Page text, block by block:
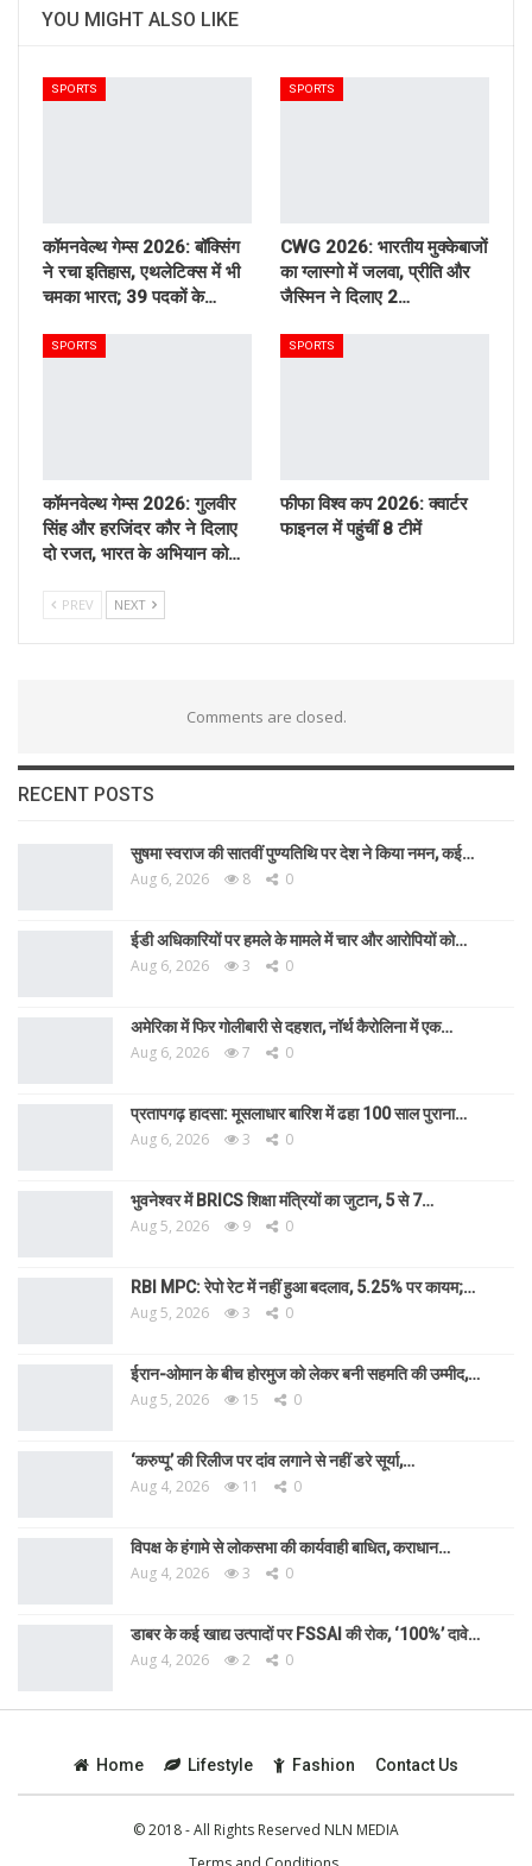
YOU MIGHT ALSO LIKE
SPORTS
कॉमनवेल्थ गेम्स 2026: बॉक्सिंग
ने रचा इतिहास, एथलेटिक्स में भी
चमका भारत; 39 पदकों के…
SPORTS
CWG 2026: भारतीय मुक्केबाजों
का ग्लास्गो में जलवा, प्रीति और
जैस्मिन ने दिलाए 2…
SPORTS
कॉमनवेल्थ गेम्स 2026: गुलवीर
सिंह और हरजिंदर कौर ने दिलाए
दो रजत, भारत के अभियान को…
SPORTS
फीफा विश्व कप 2026: क्वार्टर
फाइनल में पहुंचीं 8 टीमें
PREV NEXT
Comments are closed.
RECENT POSTS
सुषमा स्वराज की सातवीं पुण्यतिथि पर देश ने किया नमन, कई…
Aug 6, 2026 8 0
ईडी अधिकारियों पर हमले के मामले में चार और आरोपियों को…
Aug 6, 2026 3 0
अमेरिका में फिर गोलीबारी से दहशत, नॉर्थ कैरोलिना में एक…
Aug 6, 2026 7 0
प्रतापगढ़ हादसा: मूसलाधार बारिश में ढहा 100 साल पुराना…
Aug 6, 2026 3 0
भुवनेश्वर में BRICS शिक्षा मंत्रियों का जुटान, 5 से 7…
Aug 5, 2026 9 0
RBI MPC: रेपो रेट में नहीं हुआ बदलाव, 5.25% पर कायम;…
Aug 5, 2026 3 0
ईरान-ओमान के बीच होरमुज को लेकर बनी सहमति की उम्मीद,…
Aug 5, 2026 15 0
‘करुप्पू’ की रिलीज पर दांव लगाने से नहीं डरे सूर्या,…
Aug 4, 2026 11 0
विपक्ष के हंगामे से लोकसभा की कार्यवाही बाधित, कराधान…
Aug 4, 2026 3 0
डाबर के कई खाद्य उत्पादों पर FSSAI की रोक, ‘100%’ दावे…
Aug 4, 2026 2 0
Home Lifestyle Fashion Contact Us
© 2018 - All Rights Reserved NLN MEDIA